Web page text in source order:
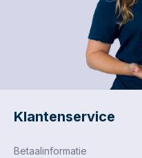
Klantenservice
Betaalinformatie